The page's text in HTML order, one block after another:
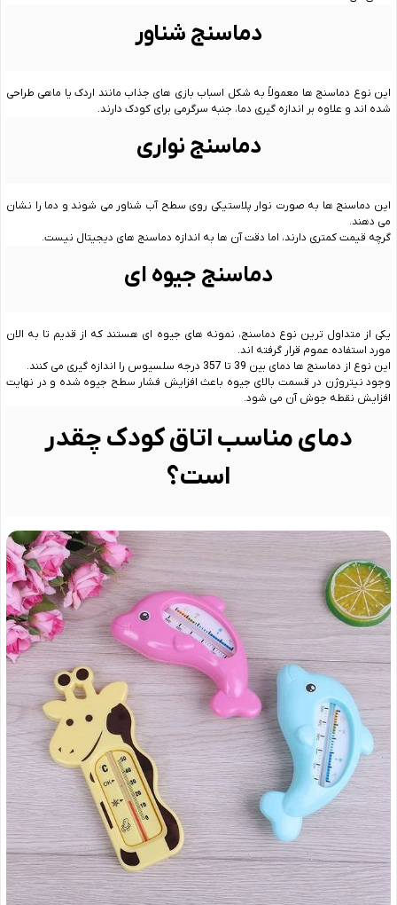
دماسنج شناور
این نوع دماسنج‌ ها معمولاً به شکل اسباب ‌بازی ‌های جذاب مانند اردک یا ماهی طراحی
شده ‌اند و علاوه بر اندازه ‌گیری دما، جنبه سرگرمی برای کودک دارند.
دماسنج‌ نواری
این دماسنج‌ ها به صورت نوار پلاستیکی روی سطح آب شناور می ‌شوند و دما را نشان
می ‌دهند.
گرچه قیمت کمتری دارند، اما دقت آن‌ ها به ‌اندازه دماسنج‌ های دیجیتال نیست.
دماسنج جیوه ای
یکی از متداول ترین نوع دماسنج، نمونه های جیوه ای هستند که از قدیم تا به الان
مورد استفاده عموم قرار گرفته اند.
این نوع از دماسنج ها دمای بین 39 تا 357 درجه سلسیوس را اندازه گیری می کنند.
وجود نیتروژن در قسمت بالای جیوه باعث افزایش فشار سطح جیوه شده و در نهایت
افزایش نقطه جوش آن می شود.
دمای مناسب اتاق کودک چقدر
است؟